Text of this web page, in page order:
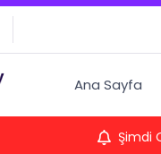
Ana Sayfa
Şimdi